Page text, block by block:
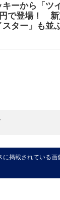
キーから「ツ
で登場！ 新
スター」も並
掲載されている画